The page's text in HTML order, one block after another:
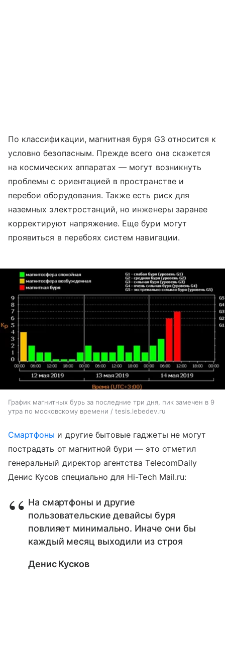
По классификации, магнитная буря G3 относится к
условно безопасным. Прежде всего она скажется
на космических аппаратах — могут возникнуть
проблемы с ориентацией в пространстве и
перебои оборудования. Также есть риск для
наземных электростанций, но инженеры заранее
корректируют напряжение. Еще бури могут
проявиться в перебоях систем навигации.
График магнитных бурь за последние три дня, пик замечен в 9
утра по московскому времени / tesis.lebedev.ru
Смартфоны и другие бытовые гаджеты не могут
пострадать от магнитной бури — это отметил
генеральный директор агентства TelecomDaily
Денис Кусов специально для Hi-Tech Mail.ru:
На смартфоны и другие
пользовательские девайсы буря
повлияет минимально. Иначе они бы
каждый месяц выходили из строя
Денис Кусков